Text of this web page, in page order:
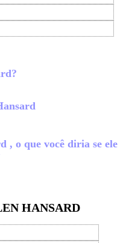
, o que você diria se ele
HANSARD